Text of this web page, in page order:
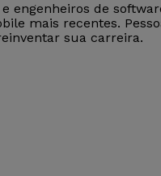
engenheiros de
mais recentes.
sua carreira.